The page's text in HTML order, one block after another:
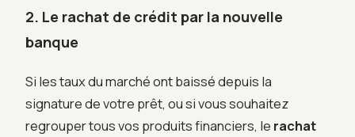
2. Le rachat de crédit par la nouvelle
banque
Si les taux du marché ont baissé depuis la
signature de votre prêt, ou si vous souhaitez
regrouper tous vos produits financiers, le rachat